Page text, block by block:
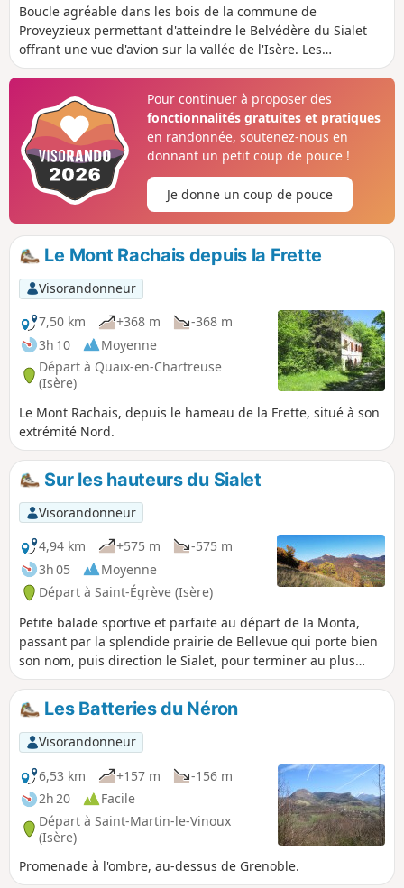
Boucle agréable dans les bois de la commune de
Proveyzieux permettant d'atteindre le Belvédère du Sialet
offrant une vue d'avion sur la vallée de l'Isère. Les
randonneurs seront contents de découvrir la grande zone
s'approvisionnent.
Pour continuer à proposer des
fonctionnalités gratuites et pratiques
en randonnée, soutenez-nous en
donnant un petit coup de pouce !
Je donne un coup de pouce
Le Mont Rachais depuis la Frette
Visorandonneur
7,50 km
+368 m
-368 m
3h 10
Moyenne
Départ à Quaix-en-Chartreuse
(Isère)
Le Mont Rachais, depuis le hameau de la Frette, situé à son
extrémité Nord.
Sur les hauteurs du Sialet
Visorandonneur
4,94 km
+575 m
-575 m
3h 05
Moyenne
Départ à Saint-Égrève (Isère)
Petite balade sportive et parfaite au départ de la Monta,
passant par la splendide prairie de Bellevue qui porte bien
son nom, puis direction le Sialet, pour terminer au plus
haut d'une superbe prairie sauvage. Vue splendide sur la
Chartreuse, Pinéa, Chamechaude, sur la vallée aussi ! Et
face à soi, le Moucherotte impérial, le Vercors en enfilade, la
ville foisonnante tout en bas. Beau comme un tableau de
Jean Achard ! Et à deux pas de la ville...
Les Batteries du Néron
Visorandonneur
6,53 km
+157 m
-156 m
2h 20
Facile
Départ à Saint-Martin-le-Vinoux
(Isère)
Promenade à l'ombre, au-dessus de Grenoble.